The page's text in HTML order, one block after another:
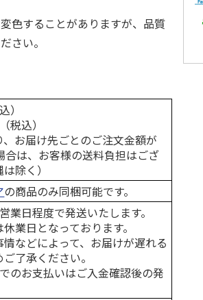
色することがありますが、品質
さい。
）
税込）
お届け先ごとのご注文金額が
は、お客様の送料負担はござ
除く）
の商品のみ同梱可能です。
業日程度で発送いたします。
業日となっております。
などによって、お届けが遅れる
了承ください。
のお支払いはご入金確認後の発